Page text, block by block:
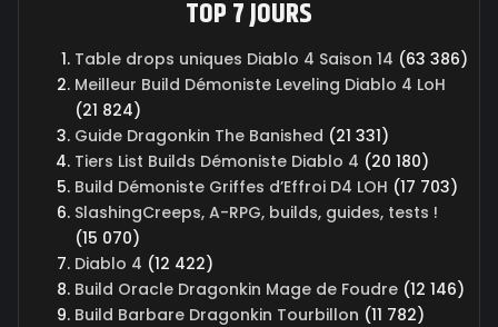
TOP 7 JOURS
Table drops uniques Diablo 4 Saison 14 (63 386)
Meilleur Build Démoniste Leveling Diablo 4 LoH
(21 824)
Guide Dragonkin The Banished (21 331)
Tiers List Builds Démoniste Diablo 4 (20 180)
Build Démoniste Griffes d’Effroi D4 LOH (17 703)
SlashingCreeps, A-RPG, builds, guides, tests !
(15 070)
Diablo 4 (12 422)
Build Oracle Dragonkin Mage de Foudre (12 146)
Build Barbare Dragonkin Tourbillon (11 782)